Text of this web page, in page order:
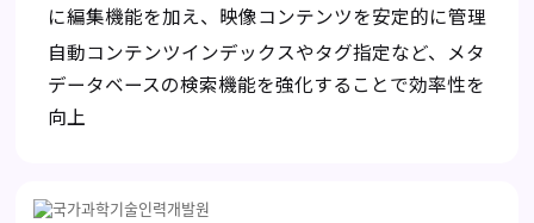
に編集機能を加え、映像コンテンツを安定的に管理
自動コンテンツインデックスやタグ指定など、メタ
データベースの検索機能を強化することで効率性を
向上